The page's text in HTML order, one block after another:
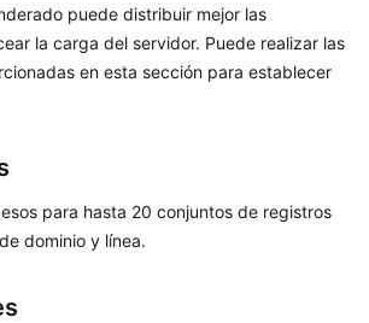
puede distribuir mejor las
la carga del servidor. Puede realizar las
en esta sección para establecer
para hasta 20 conjuntos de registros
dominio y línea.